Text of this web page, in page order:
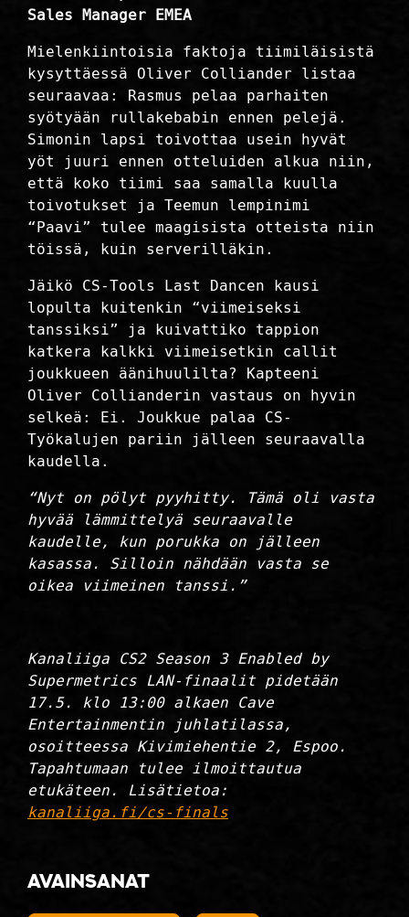
Sales Manager EMEA
Mielenkiintoisia faktoja tiimiläisistä
kysyttäessä Oliver Colliander listaa
seuraavaa: Rasmus pelaa parhaiten
syötyään rullakebabin ennen pelejä.
Simonin lapsi toivottaa usein hyvät
yöt juuri ennen otteluiden alkua niin,
että koko tiimi saa samalla kuulla
toivotukset ja Teemun lempinimi
“Paavi” tulee maagisista otteista niin
töissä, kuin serverilläkin.
Jäikö CS-Tools Last Dancen kausi
lopulta kuitenkin “viimeiseksi
tanssiksi” ja kuivattiko tappion
katkera kalkki viimeisetkin callit
joukkueen äänihuulilta? Kapteeni
Oliver Collianderin vastaus on hyvin
selkeä: Ei. Joukkue palaa CS-
Työkalujen pariin jälleen seuraavalla
kaudella.
“Nyt on pölyt pyyhitty. Tämä oli vasta
hyvää lämmittelyä seuraavalle
kaudelle, kun porukka on jälleen
kasassa. Silloin nähdään vasta se
oikea viimeinen tanssi.”
Kanaliiga CS2 Season 3 Enabled by
Supermetrics LAN-finaalit pidetään
17.5. klo 13:00 alkaen Cave
Entertainmentin juhlatilassa,
osoitteessa Kivimiehentie 2, Espoo.
Tapahtumaan tulee ilmoittautua
etukäteen. Lisätietoa:
kanaliiga.fi/cs-finals
Avainsanat